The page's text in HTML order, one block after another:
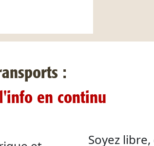
:
en continu
Soyez